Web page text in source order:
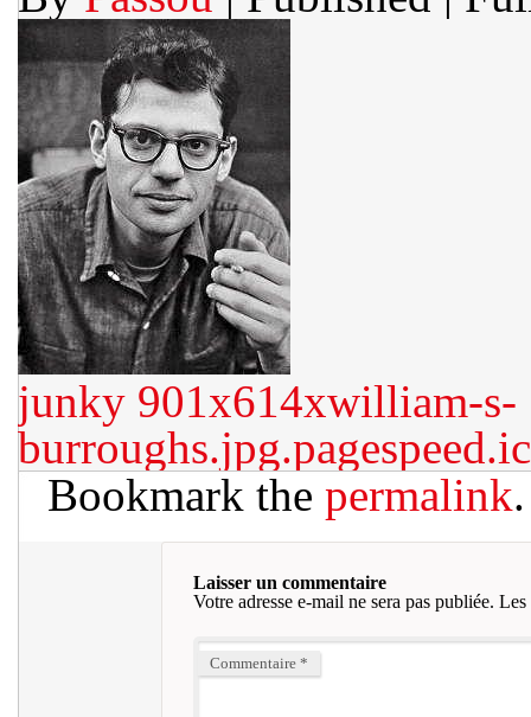
junky 901x614xwilliam-s-
Bookmark the permalink.
Laisser un commentaire
Votre adresse e-mail ne sera pas publiée. Les
Commentaire *